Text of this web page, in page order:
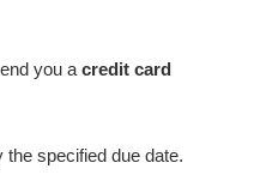
you a credit card
specified due date.